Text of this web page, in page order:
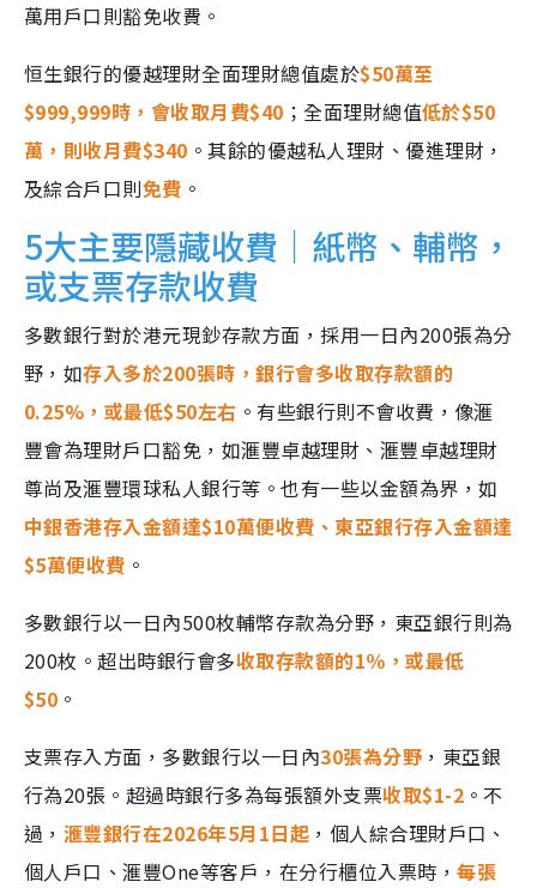
萬用戶口則豁免收費。
恒生銀行的優越理財全面理財總值處於$50萬至
$999,999時，會收取月費$40 ；全面理財總值低於$50
萬，則收月費$340 。其餘的優越私人理財、優進理財，
及綜合戶口則免費 。
5大主要隱藏收費｜紙幣、輔幣，
或支票存款收費
多數銀行對於港元現鈔存款方面，採用一日內200張為分
野，如存入多於200張時，銀行會多收取存款額的
0.25%，或最低$50左右 。有些銀行則不會收費，像滙
豐會為理財戶口豁免，如滙豐卓越理財、滙豐卓越理財
尊尚及滙豐環球私人銀行等。也有一些以金額為界，如
中銀香港存入金額達$10萬便收費、東亞銀行存入金額達
$5萬便收費 。
多數銀行以一日內500枚輔幣存款為分野，東亞銀行則為
200枚。超出時銀行會多收取存款額的1％，或最低
$50 。
支票存入方面，多數銀行以一日內30張為分野 ，東亞銀
行為20張。超過時銀行多為每張額外支票收取$1-2 。不
過， 滙豐銀行在2026年5月1日起 ，個人綜合理財戶口、
個人戶口、滙豐One等客戶，在分行櫃位入票時，每張